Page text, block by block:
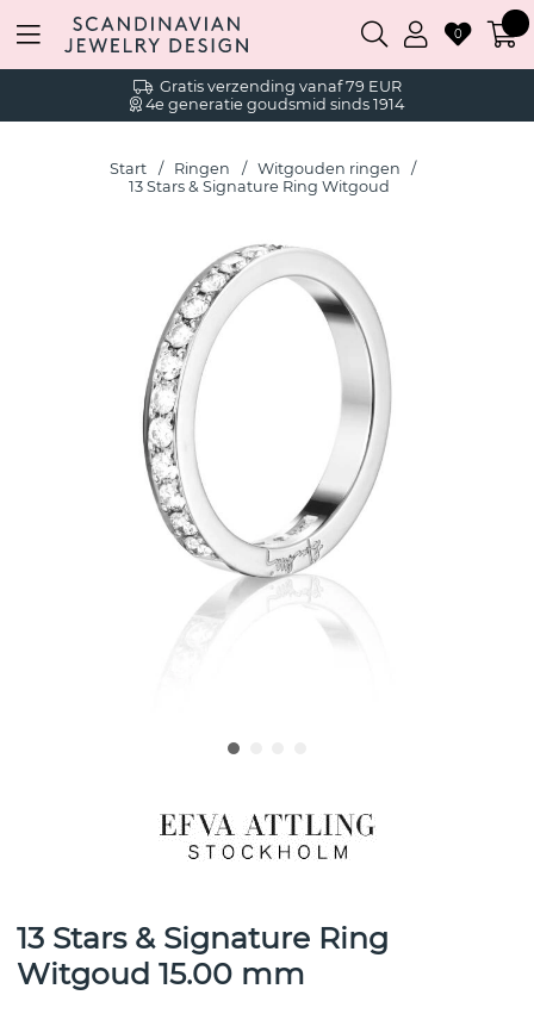
Gratis verzending vanaf 79 EUR
4e generatie goudsmid sinds 1914
0
Start Ringen
Witgouden ringen
13 Stars & Signature Ring Witgoud
13 Stars & Signature Ring
Witgoud 15.00 mm